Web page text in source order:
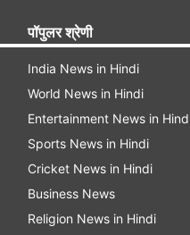
पॉपुलर श्रेणी
India News in Hindi
World News in Hindi
Entertainment News in
Sports News in Hindi
Cricket News in Hindi
Business News
Religion News in Hindi